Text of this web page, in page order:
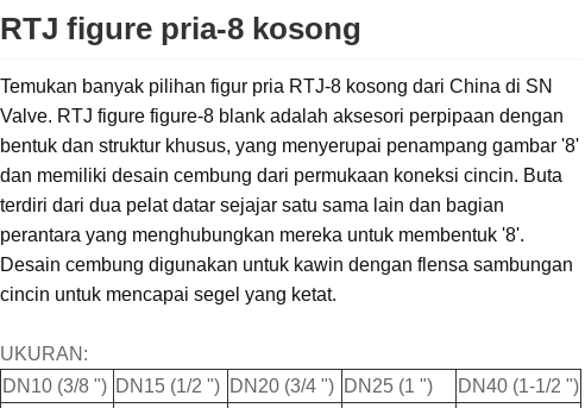
RTJ figure pria-8 kosong
Temukan banyak pilihan figur pria RTJ-8 kosong dari China di SN
Valve. RTJ figure figure-8 blank adalah aksesori perpipaan dengan
bentuk dan struktur khusus, yang menyerupai penampang gambar '8'
dan memiliki desain cembung dari permukaan koneksi cincin. Buta
terdiri dari dua pelat datar sejajar satu sama lain dan bagian
perantara yang menghubungkan mereka untuk membentuk '8'.
Desain cembung digunakan untuk kawin dengan flensa sambungan
cincin untuk mencapai segel yang ketat.
UKURAN:
DN10 (3/8 ") DN15 (1/2 ") DN20 (3/4 ") DN25 (1 ")
DN40 (1-1/2 ")